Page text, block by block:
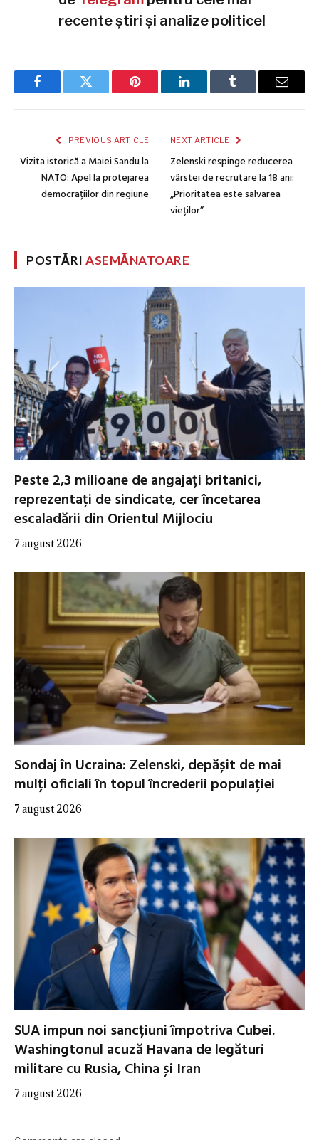
recente știri și analize politice!
FacebookTwitter Pinterest LinkedInTumblr Email
PREVIOUS ARTICLE
Vizita istorică a Maiei Sandu la
NATO: Apel la protejarea
democrațiilor din regiune
NEXT ARTICLE
Zelenski respinge reducerea
vârstei de recrutare la 18 ani:
„Prioritatea este salvarea
vieților”
POSTĂRIASEMĂNATOARE
Peste 2,3 milioane de angajați britanici,
reprezentați de sindicate, cer încetarea
escaladării din Orientul Mijlociu
7 august 2026
Sondaj în Ucraina: Zelenski, depășit de mai
mulți oficiali în topul încrederii populației
7 august 2026
SUA impun noi sancțiuni împotriva Cubei.
Washingtonul acuză Havana de legături
militare cu Rusia, China și Iran
7 august 2026